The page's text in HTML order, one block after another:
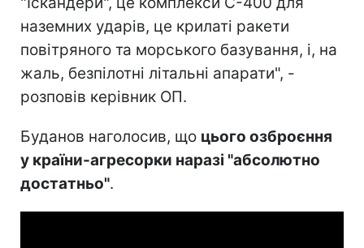
наземних ударів, це крилаті ракети
повітряного та морського базування, і, на
жаль, безпілотні літальні апарати", -
розповів керівник ОП.
Буданов наголосив, що цього озброєння
у країни-агресорки наразі "абсолютно
достатньо".